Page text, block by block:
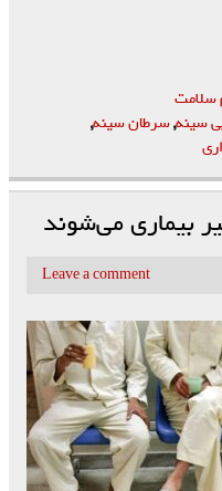
سلامت
سینه,سرطان سینه,
بیماری‌ می‌شوند
Leave a comment